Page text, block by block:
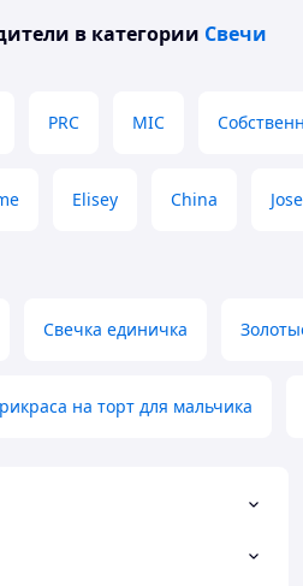
в категории Свечи
PRC MIC
Elisey China
Свечка единичка
на торт для мальчика